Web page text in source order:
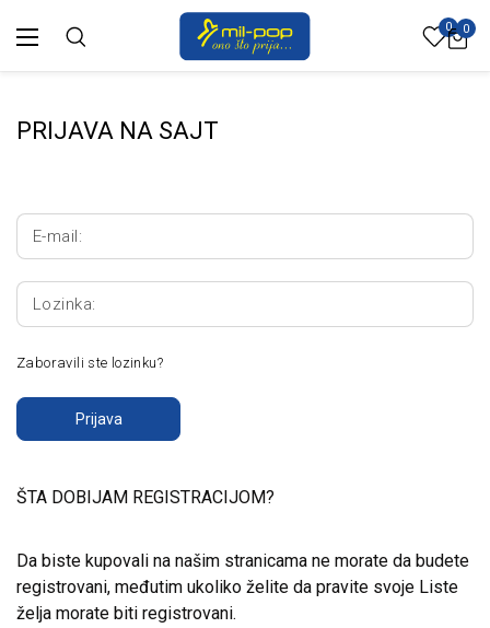
0 0
PRIJAVA NA SAJT
E-mail:
Lozinka:
Zaboravili ste lozinku?
Prijava
ŠTA DOBIJAM REGISTRACIJOM?
Da biste kupovali na našim stranicama ne morate da budete
registrovani, međutim ukoliko želite da pravite svoje Liste
želja morate biti registrovani.